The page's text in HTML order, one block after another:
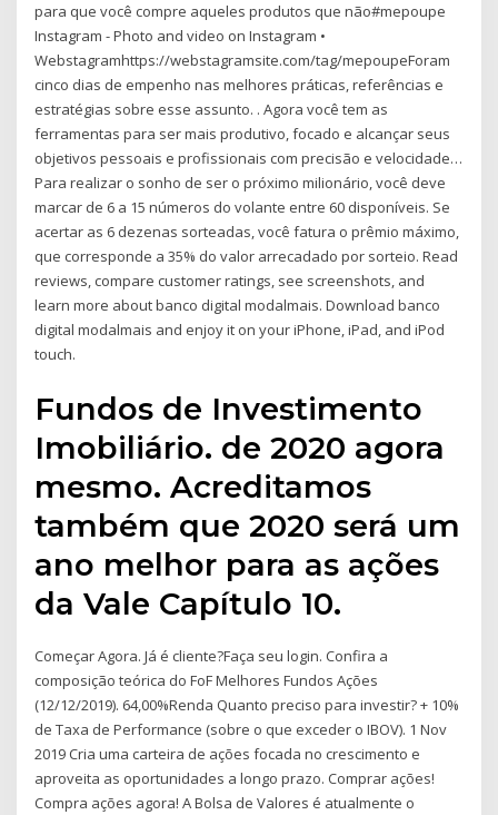
para que você compre aqueles produtos que não#mepoupe
Instagram - Photo and video on Instagram •
Webstagramhttps://webstagramsite.com/tag/mepoupeForam
cinco dias de empenho nas melhores práticas, referências e
estratégias sobre esse assunto. . Agora você tem as
ferramentas para ser mais produtivo, focado e alcançar seus
objetivos pessoais e profissionais com precisão e velocidade…
Para realizar o sonho de ser o próximo milionário, você deve
marcar de 6 a 15 números do volante entre 60 disponíveis. Se
acertar as 6 dezenas sorteadas, você fatura o prêmio máximo,
que corresponde a 35% do valor arrecadado por sorteio. ‎Read
reviews, compare customer ratings, see screenshots, and
learn more about banco digital modalmais. Download banco
digital modalmais and enjoy it on your iPhone, iPad, and iPod
touch.
Fundos de Investimento
Imobiliário. de 2020 agora
mesmo. Acreditamos
também que 2020 será um
ano melhor para as ações
da Vale Capítulo 10.
Começar Agora. Já é cliente?Faça seu login. Confira a
composição teórica do FoF Melhores Fundos Ações
(12/12/2019). 64,00%Renda Quanto preciso para investir? + 10%
de Taxa de Performance (sobre o que exceder o IBOV). 1 Nov
2019 Cria uma carteira de ações focada no crescimento e
aproveita as oportunidades a longo prazo. Comprar ações!
Compra ações agora! A Bolsa de Valores é atualmente o